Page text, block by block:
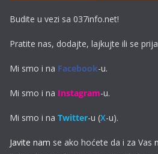
Budite u vezi sa 037info.net!
Pratite nas, dodajte, lajkujte ili se
Mi smo i na Facebook-u.
Mi smo i na Instagram-u.
Mi smo i na Twitter-u (X-u).
Javite nam se ako hoćete da i za Vas